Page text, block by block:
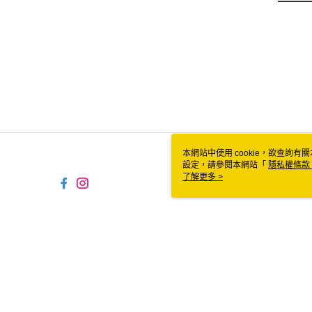
本網站中使用 cookie，欲查詢有
設定，請參閱本網站「 隱私權條款
使用 cookie。
了解更多 >